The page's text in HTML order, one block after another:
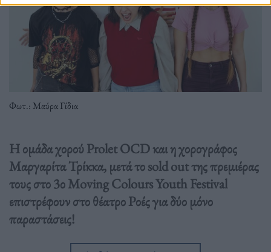
Φωτ.: Μαύρα Γίδια
Η ομάδα χορού Prolet OCD και η χορογράφος
Μαργαρίτα Τρίκκα, μετά το sold out της πρεμιέρας
τους στο 3ο Moving Colours Youth Festival
επιστρέφουν στο θέατρο Ροές για δύο μόνο
παραστάσεις!